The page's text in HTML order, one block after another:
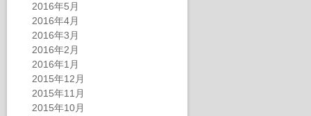
2016年5月
2016年4月
2016年3月
2016年2月
2016年1月
2015年12月
2015年11月
2015年10月